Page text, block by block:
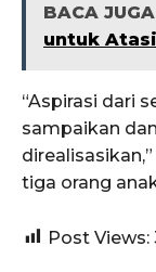
BACA JUGA
untuk
“Aspirasi dari
sampaikan
tiga orang
Post Views: